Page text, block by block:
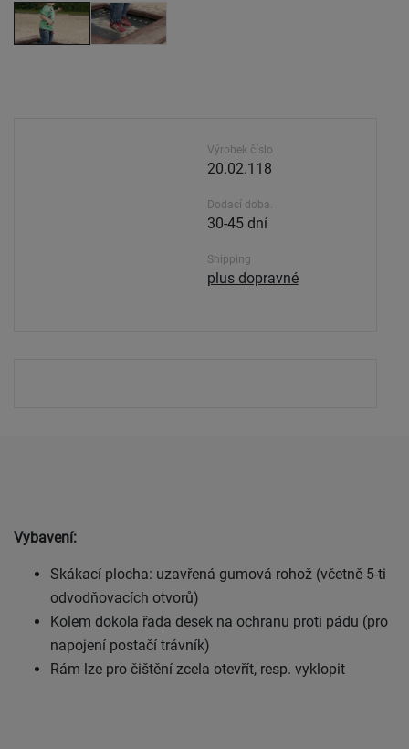
Výrobek číslo
20.02.118
Dodací doba.
30-45 dní
Shipping
plus dopravné
Vybavení:
Skákací plocha: uzavřená gumová rohož (včetně 5-ti
odvodňovacích otvorů)
Kolem dokola řada desek na ochranu proti pádu (pro
napojení postačí trávník)
Rám lze pro čištění zcela otevřít, resp. vyklopit